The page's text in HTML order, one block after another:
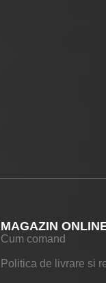
MAGAZIN
Cum comand
Politica de livrare si